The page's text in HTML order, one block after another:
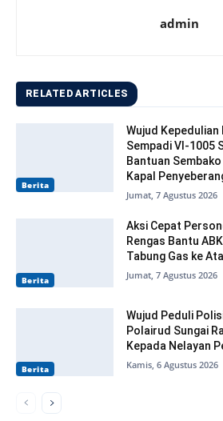
admin
RELATED ARTICLES
Berita
Wujud Kepedulian
Sempadi VI-1005
Bantuan
Kapal
Jumat, 7 Agustus 2026
Berita
Aksi Cepat
Rengas Bantu
Tabung Gas ke
Jumat, 7 Agustus 2026
Berita
Wujud Peduli
Polairud Sungai
Kepada Nelayan
Kamis, 6 Agustus 2026